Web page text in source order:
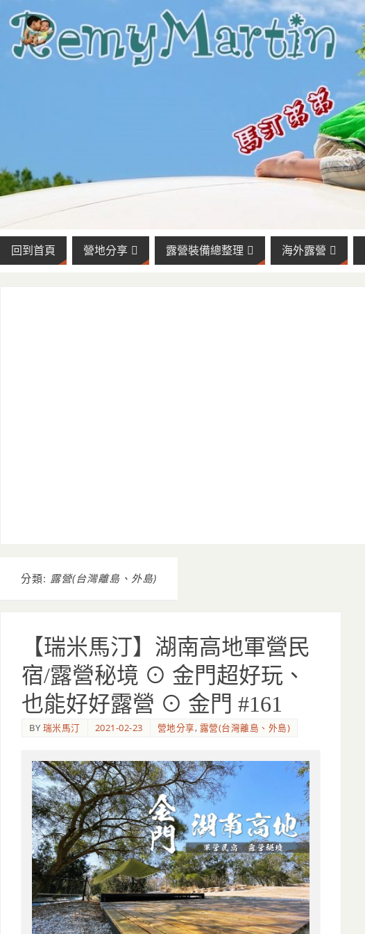
回到首頁 營地分享 露營裝備總整理 海外露營
分類: 露營(台灣離島、外島)
【瑞米馬汀】湖南高地軍營民
宿/露營秘境 ⊙ 金門超好玩、
也能好好露營 ⊙ 金門 #161
BY 瑞米馬汀 2021-02-23 營地分享, 露營(台灣離島、外島)